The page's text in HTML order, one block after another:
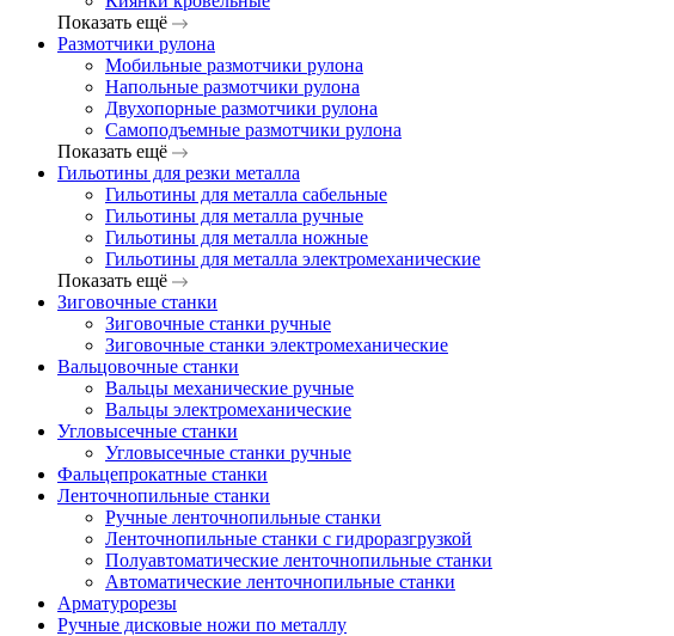
Показать ещё
Размотчики рулона
Мобильные размотчики рулона
Напольные размотчики рулона
Двухопорные размотчики рулона
Самоподъемные размотчики рулона
Показать ещё
Гильотины для резки металла
Гильотины для металла сабельные
Гильотины для металла ручные
Гильотины для металла ножные
Гильотины для металла электромеханические
Показать ещё
Зиговочные станки
Зиговочные станки ручные
Зиговочные станки электромеханические
Вальцовочные станки
Вальцы механические ручные
Вальцы электромеханические
Угловысечные станки
Угловысечные станки ручные
Фальцепрокатные станки
Ленточнопильные станки
Ручные ленточнопильные станки
Ленточнопильные станки с гидроразгрузкой
Полуавтоматические ленточнопильные станки
Автоматические ленточнопильные станки
Арматурорезы
Ручные дисковые ножи по металлу